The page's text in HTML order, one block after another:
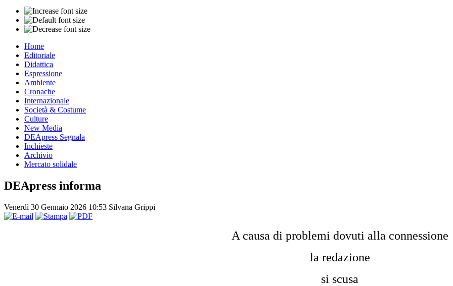
Home
Editoriale
Didattica
Espressione
Ambiente
Cronache
Internazionale
Società & Costume
Culture
New Media
DEApress Segnala
Inchieste
Archivio
Mercato solidale
DEApress informa
Venerdì 30 Gennaio 2026 10:53 Silvana Grippi
A causa di problemi dovuti alla connessione
la redazione
si scusa